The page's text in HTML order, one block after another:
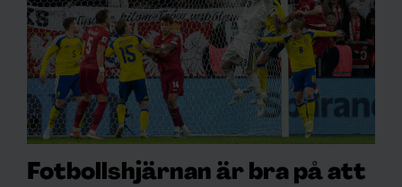
Fotbollshjärnan är bra på att